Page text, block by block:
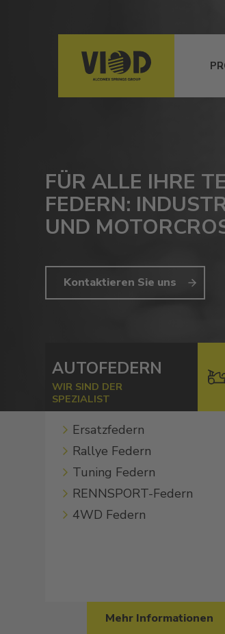
FÜR ALLE IHRE
FEDERN:
UND
Kontaktieren Sie uns
AUTOFEDERN
WIR SIND DER
SPEZIALIST
Ersatzfedern
Rallye Federn
Tuning Federn
RENNSPORT-Federn
4WD Federn
Mehr Informationen